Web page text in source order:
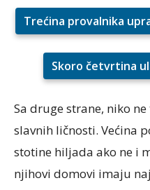
Trećina provalnika
Skoro četvrtina
Sa druge strane, niko
slavnih ličnosti. Većina
stotine hiljada ako ne i
njihovi domovi imaju